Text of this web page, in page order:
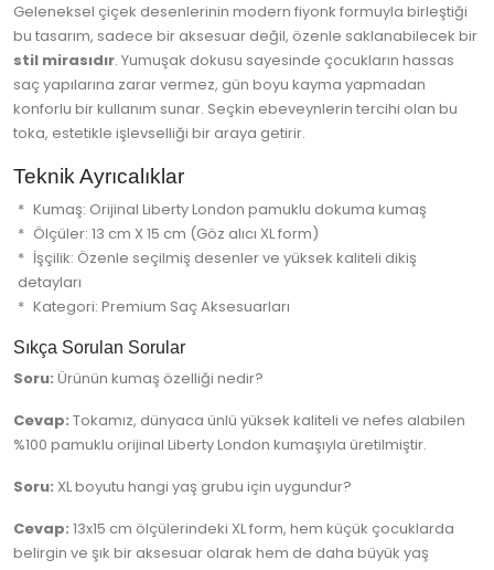
Geleneksel çiçek desenlerinin modern fiyonk formuyla birleştiği
bu tasarım, sadece bir aksesuar değil, özenle saklanabilecek bir
stil mirasıdır. Yumuşak dokusu sayesinde çocukların hassas
saç yapılarına zarar vermez, gün boyu kayma yapmadan
konforlu bir kullanım sunar. Seçkin ebeveynlerin tercihi olan bu
toka, estetikle işlevselliği bir araya getirir.
Teknik Ayrıcalıklar
Kumaş: Orijinal Liberty London pamuklu dokuma kumaş
Ölçüler: 13 cm X 15 cm (Göz alıcı XL form)
İşçilik: Özenle seçilmiş desenler ve yüksek kaliteli dikiş
detayları
Kategori: Premium Saç Aksesuarları
Sıkça Sorulan Sorular
Soru: Ürünün kumaş özelliği nedir?
Cevap: Tokamız, dünyaca ünlü yüksek kaliteli ve nefes alabilen
%100 pamuklu orijinal Liberty London kumaşıyla üretilmiştir.
Soru: XL boyutu hangi yaş grubu için uygundur?
Cevap: 13x15 cm ölçülerindeki XL form, hem küçük çocuklarda
belirgin ve şık bir aksesuar olarak hem de daha büyük yaş